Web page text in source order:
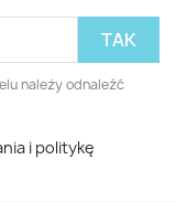
należy odnaleźć
i politykę